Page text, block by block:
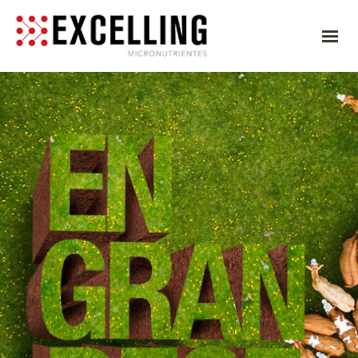
INICIO
EXPERTOS
PRODUCTOS
NUTRIENTES FUNCIONALES
CAROTENOIDES
ENZIMAS
VITAMINAS
AMINOÁCIDOS
CONTACTO